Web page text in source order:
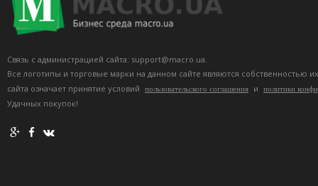
Связь с администрацией сайта: support@macro.ua.
Все логотипы и торговые марки на данном сайте являются собственностью
сайта означает принятие условий
пользовательского соглашения и политики
Удачных покупок!